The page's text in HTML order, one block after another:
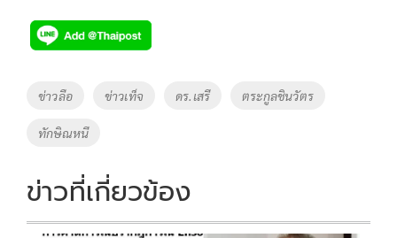
e
b
o
o
k
tt
er
p
y
Li
Tags
ข่าวลือ ข่าวเท็จ ดร.เสรี ตระกูลชินวัตร
ทักษิณหนี
ข่าวที่เกี่ยวข้อง